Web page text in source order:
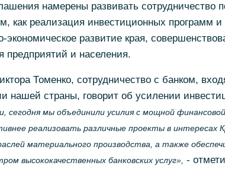
намерены развивать сотрудничество
как реализация инвестиционных программ и
экономическое развитие края,
предприятий и населения.
Томенко, сотрудничество с банком,
нашей страны, говорит об усилении
сегодня мы объединили усилия с мощной
реализовать различные проекты в интересах
материального производства, а также
высококачественных банковских услуг», -